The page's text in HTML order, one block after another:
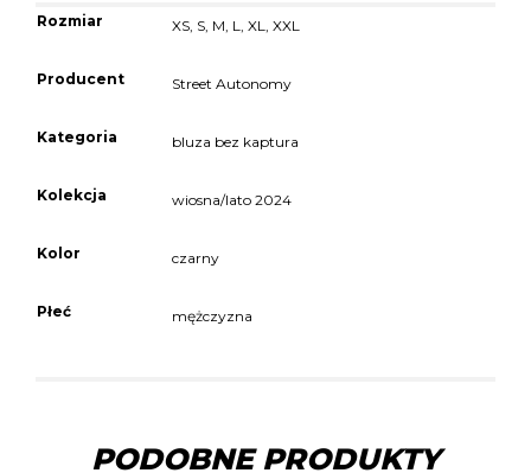
Rozmiar XS, S, M, L,XL,XXL
Producent Street Autonomy
Kategoria bluza bez kaptura
Kolekcja wiosna/lato 2024
Kolor czarny
Płeć mężczyzna
PODOBNE PRODUKTY